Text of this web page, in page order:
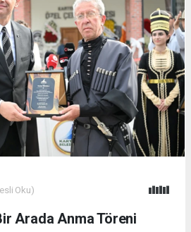
Oku)
Arada Anma Töreni